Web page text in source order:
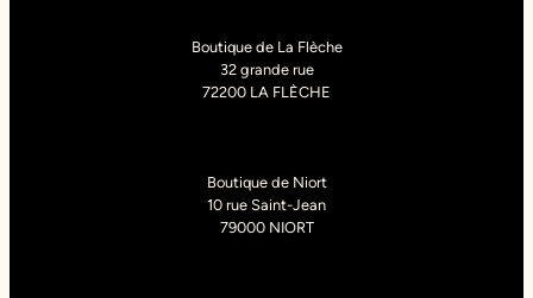
Boutique de La Flèche
32 grande rue
72200 LA FLÈCHE
Boutique de Niort
10 rue Saint-Jean
79000 NIORT